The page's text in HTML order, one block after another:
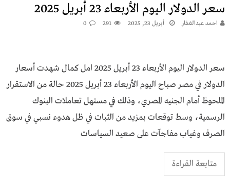
سعر الدولار اليوم الأربعاء 23 أبريل 2025
احمد عبدالغفار أبريل 23, 2025 291
0
سعر الدولار اليوم الأربعاء 23 أبريل 2025 امل كمال شهدت أسعار
الدولار في مصر صباح اليوم الأربعاء 23 أبريل 2025 حالة من الاستقرار
الملحوظ أمام الجنيه المصري، وذلك في مستهل تعاملات البنوك
الرسمية، وسط توقعات بمزيد من الثبات في ظل هدوء نسبي في سوق
الصرف وغياب مفاجآت على صعيد السياسات
متابعة القراءة